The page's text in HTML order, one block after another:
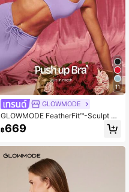
11
GLOWMODE
GLOWMODE FeatherFit™-Sculpt Pu
sh-Up Power Play Compressive Bui
lt-In Mesh Straps Removable Cups
Training Active Fall Winter
฿669